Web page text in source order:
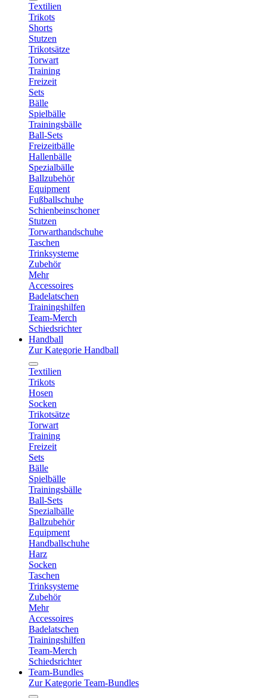
Textilien
Trikots
Shorts
Stutzen
Trikotsätze
Torwart
Training
Freizeit
Sets
Bälle
Spielbälle
Trainingsbälle
Ball-Sets
Freizeitbälle
Hallenbälle
Spezialbälle
Ballzubehör
Equipment
Fußballschuhe
Schienbeinschoner
Stutzen
Torwarthandschuhe
Taschen
Trinksysteme
Zubehör
Mehr
Accessoires
Badelatschen
Trainingshilfen
Team-Merch
Schiedsrichter
Handball
Zur Kategorie Handball
Textilien
Trikots
Hosen
Socken
Trikotsätze
Torwart
Training
Freizeit
Sets
Bälle
Spielbälle
Trainingsbälle
Ball-Sets
Spezialbälle
Ballzubehör
Equipment
Handballschuhe
Harz
Socken
Taschen
Trinksysteme
Zubehör
Mehr
Accessoires
Badelatschen
Trainingshilfen
Team-Merch
Schiedsrichter
Team-Bundles
Zur Kategorie Team-Bundles